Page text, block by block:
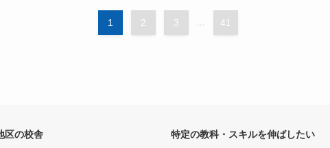
1 2 3 41
区の校舎
特定の教科・スキルを伸ばしたい